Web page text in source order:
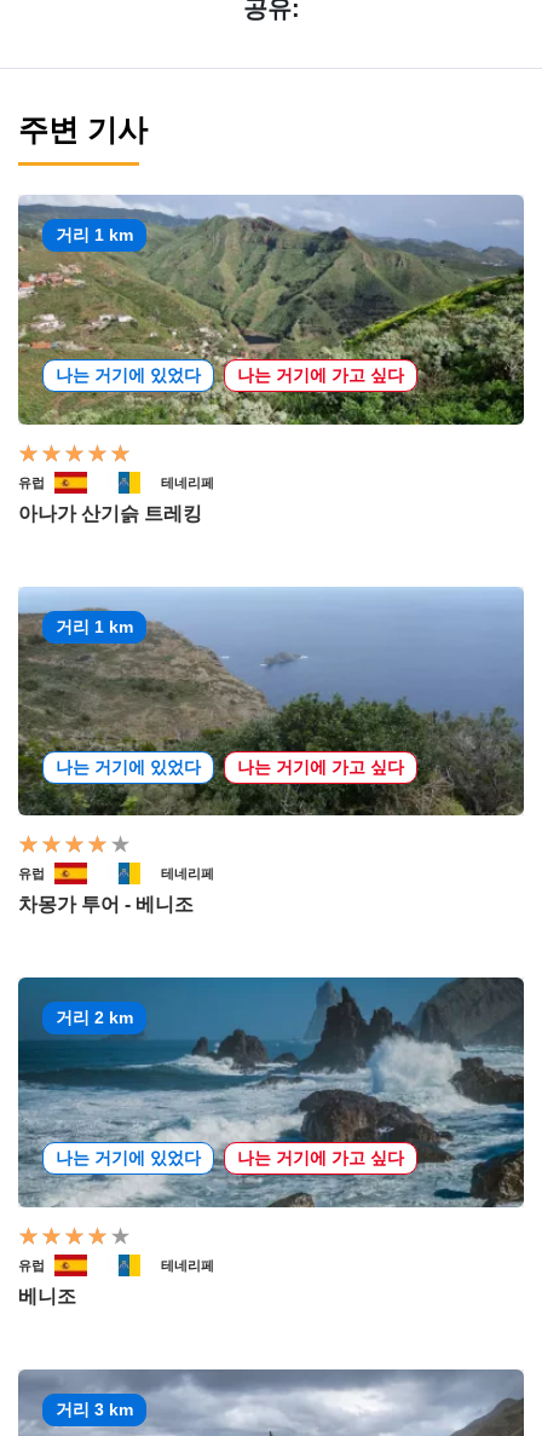
공유:
주변 기사
거리 1 km
나는 거기에 있었다 나는 거기에 가고 싶다
유럽 테네리페
아나가 산기슭 트레킹
거리 1 km
나는 거기에 있었다 나는 거기에 가고 싶다
유럽 테네리페
차몽가 투어 - 베니조
거리 2 km
나는 거기에 있었다 나는 거기에 가고 싶다
유럽 테네리페
베니조
거리 3 km